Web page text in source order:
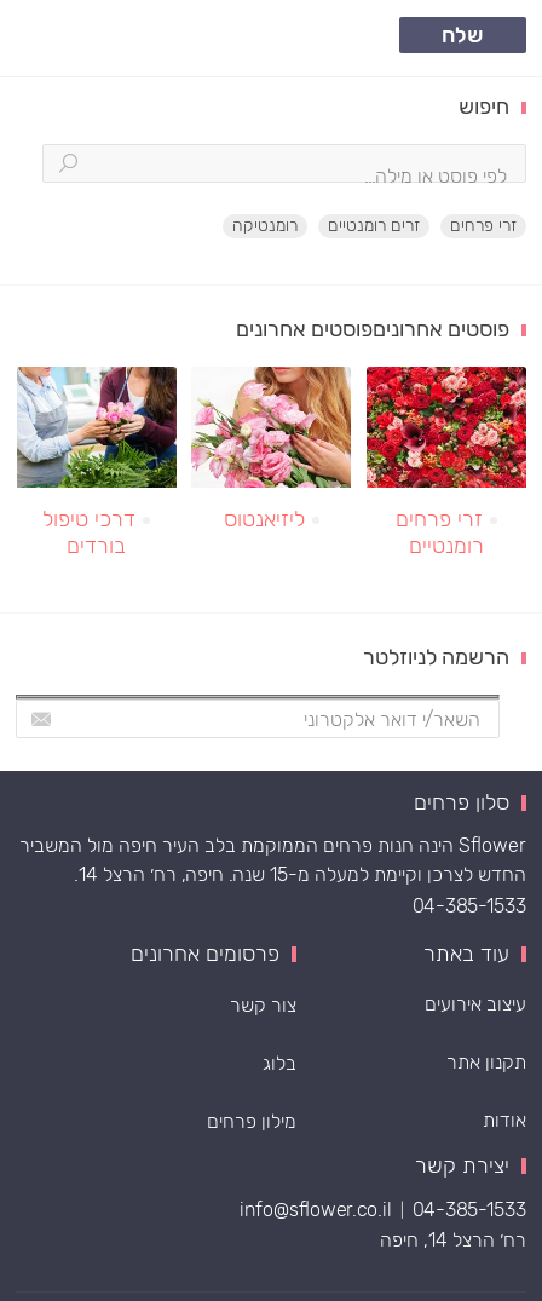
שלח
חיפוש
זרי פרחים זרים רומנטיים רומנטיקה
פוסטים אחרוניםפוסטים אחרונים
זרי פרחים
רומנטיים
ליזיאנטוס
דרכי טיפול
בורדים
הרשמה לניוזלטר
סלון פרחים
Sflower הינה חנות פרחים הממוקמת בלב העיר חיפה מול המשביר
החדש לצרכן וקיימת למעלה מ-15 שנה. חיפה, רח׳ הרצל 14.
04-385-1533
עוד באתר
עיצוב אירועים
תקנון אתר
אודות
פרסומים אחרונים
צור קשר
בלוג
מילון פרחים
יצירת קשר
04-385-1533
info@sflower.co.il
רח׳ הרצל 14, חיפה